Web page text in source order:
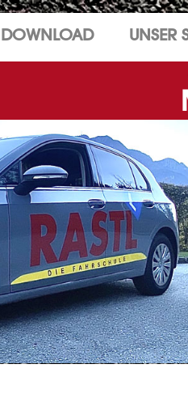
DOWNLOAD UNSER